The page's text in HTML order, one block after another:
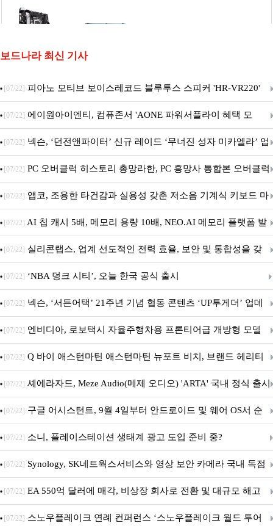
보드나라 최신 기사
[07/22] 피아노 모티브 보이스레코드 블루투스 스피커 'HR-VR220'
출시
[07/22] 에이원아이엔티, 컴퓨존서 'AONE 파워서플라이 혜택 모
음.ZIP' 이벤트 진행
[07/22] 넥슨, ‘던전앤파이터’ 신규 레이드 ‘무너진 성자 미카엘라’ 업
데이트!
[07/22] PC 오버클럭 히스토리 총망라한, PC 흥망사 통합본 오버클럭
특집(1-4편)
[07/22] 앱코, 조용한 타건감과 실용성 갖춘 저소음 기계식 키보드 마
우스 세트 'KM580' 출시
[07/22] AI 칩 캐시 5배, 메모리 용량 10배, NEO.AI 메모리 플랫폼 발
표
[07/22] 실리콘랩스, 업계 선도적인 전력 효율, 보안 및 통합성을 갖
춘 초저전력 블루투스 LE SoC ‘BG2B’ 공개
[07/22] ‘NBA 덩크 시티’, 오늘 한국 공식 출시
[07/22] 넥슨, ‘서든어택’ 21주년 기념 협동 콘텐츠 ‘UP투게더’ 업데
이트
[07/22] 엔비디아, 로보택시 자율주행차용 프론티어급 개방형 모델
‘알파마요 2 슈퍼’ 상업적 이용 가능
[07/22] Q 바이 애스턴마틴 애스턴마틴 뉴포트 비치, 브랜드 헤리티
지 담은 ‘헤리티지 에디션 컬렉션’ 공개
[07/22] 셰에라자드, Meze Audio(메제 오디오) 'ARTA' 국내 정식 출시
[07/22] 구글 어시스턴트, 9월 4일부터 안드로이드 및 웨어 OS서 순
차 서비스 종료
[07/22] 소니, 플레이스테이션 생태계 광고 도입 준비 중?
[07/22] Synology, SK네트웍스서비스와 영상 보안 카메라 국내 독점
판매 파트너십 체결
[07/22] EA 550억 달러에 매각, 비상장 회사로 전환 및 대규모 해고
전망
[07/22] 스노우플레이크 연례 컨퍼런스 ‘스노우플레이크 월드 투어